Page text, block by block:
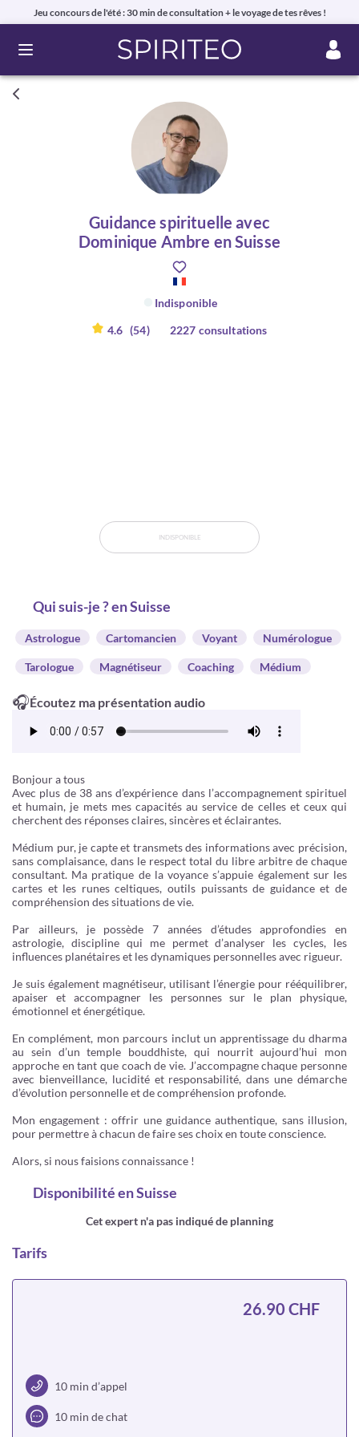
Jeu concours de l'été : 30 min de consultation + le voyage de tes rêves !
Ouvrir le menu
Guidance spirituelle avec
Dominique Ambre en Suisse
Indisponible
4.6 (54) 2227 consultations
INDISPONIBLE
Qui suis-je ? en Suisse
Astrologue Cartomancien Voyant Numérologue
Tarologue Magnétiseur Coaching Médium
🎧Écoutez ma présentation audio
Bonjour a tous
Avec plus de 38 ans d’expérience dans l’accompagnement spirituel
et humain, je mets mes capacités au service de celles et ceux qui
cherchent des réponses claires, sincères et éclairantes.
Médium pur, je capte et transmets des informations avec précision,
sans complaisance, dans le respect total du libre arbitre de chaque
consultant. Ma pratique de la voyance s’appuie également sur les
cartes et les runes celtiques, outils puissants de guidance et de
compréhension des situations de vie.
Par ailleurs, je possède 7 années d’études approfondies en
astrologie, discipline qui me permet d’analyser les cycles, les
influences planétaires et les dynamiques personnelles avec rigueur.
Je suis également magnétiseur, utilisant l’énergie pour rééquilibrer,
apaiser et accompagner les personnes sur le plan physique,
émotionnel et énergétique.
En complément, mon parcours inclut un apprentissage du dharma
au sein d’un temple bouddhiste, qui nourrit aujourd’hui mon
approche en tant que coach de vie. J’accompagne chaque personne
avec bienveillance, lucidité et responsabilité, dans une démarche
d’évolution personnelle et de compréhension profonde.
Mon engagement : offrir une guidance authentique, sans illusion,
pour permettre à chacun de faire ses choix en toute conscience.
Alors, si nous faisions connaissance !
Disponibilitéen Suisse
Cet expert n'a pas indiqué de planning
Tarifs
10 min d’appel
10 min de chat
26.90 CHF